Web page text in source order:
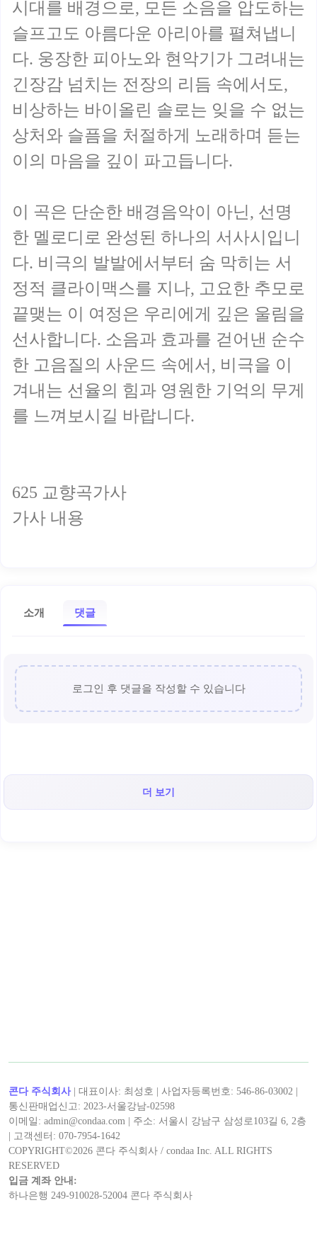
시대를 배경으로, 모든 소음을 압도하는
슬프고도 아름다운 아리아를 펼쳐냅니
다. 웅장한 피아노와 현악기가 그려내는
긴장감 넘치는 전장의 리듬 속에서도,
비상하는 바이올린 솔로는 잊을 수 없는
상처와 슬픔을 처절하게 노래하며 듣는
이의 마음을 깊이 파고듭니다.
이 곡은 단순한 배경음악이 아닌, 선명
한 멜로디로 완성된 하나의 서사시입니
다. 비극의 발발에서부터 숨 막히는 서
정적 클라이맥스를 지나, 고요한 추모로
끝맺는 이 여정은 우리에게 깊은 울림을
선사합니다. 소음과 효과를 걷어낸 순수
한 고음질의 사운드 속에서, 비극을 이
겨내는 선율의 힘과 영원한 기억의 무게
를 느껴보시길 바랍니다.
625 교향곡가사
가사 내용
소개 댓글
로그인 후 댓글을 작성할 수 있습니다
더 보기
< 캡틴후크 >의 최신 콘텐츠!